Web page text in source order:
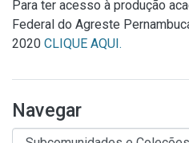
Para ter acesso à produção
Federal do Agreste
2020 CLIQUE AQUI.
Navegar